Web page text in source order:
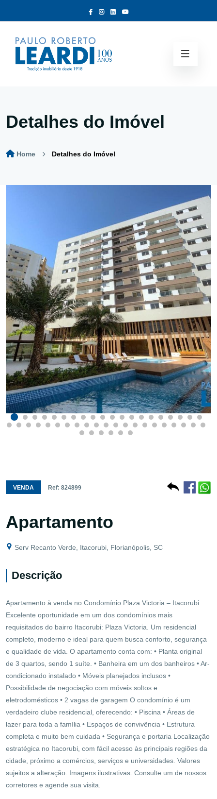
Detalhes do Imóvel
Home Detalhes do Imóvel
VENDA Ref: 824899
Apartamento
Serv Recanto Verde, Itacorubi, Florianópolis, SC
Descrição
Apartamento à venda no Condomínio Plaza Victoria – Itacorubi
Excelente oportunidade em um dos condomínios mais
requisitados do bairro Itacorubi: Plaza Victoria. Um residencial
completo, moderno e ideal para quem busca conforto, segurança
e qualidade de vida. O apartamento conta com: • Planta original
de 3 quartos, sendo 1 suíte. • Banheira em um dos banheiros • Ar-
condicionado instalado • Móveis planejados inclusos •
Possibilidade de negociação com móveis soltos e
eletrodomésticos • 2 vagas de garagem O condomínio é um
verdadeiro clube residencial, oferecendo: • Piscina • Áreas de
lazer para toda a família • Espaços de convivência • Estrutura
completa e muito bem cuidada • Segurança e portaria Localização
estratégica no Itacorubi, com fácil acesso às principais regiões da
cidade, próximo a comércios, serviços e universidades. Valores
sujeitos a alteração. Imagens ilustrativas. Consulte um de nossos
corretores e agende sua visita.